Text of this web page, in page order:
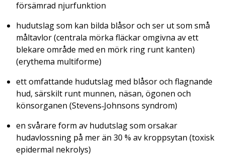
försämrad njurfunktion
hudutslag som kan bilda blåsor och ser ut som små
måltavlor (centrala mörka fläckar omgivna av ett
blekare område med en mörk ring runt kanten)
(erythema multiforme)
ett omfattande hudutslag med blåsor och flagnande
hud, särskilt runt munnen, näsan, ögonen och
könsorganen (Stevens‑Johnsons syndrom)
en svårare form av hudutslag som orsakar
hudavlossning på mer än 30 % av kroppsytan (toxisk
epidermal nekrolys)